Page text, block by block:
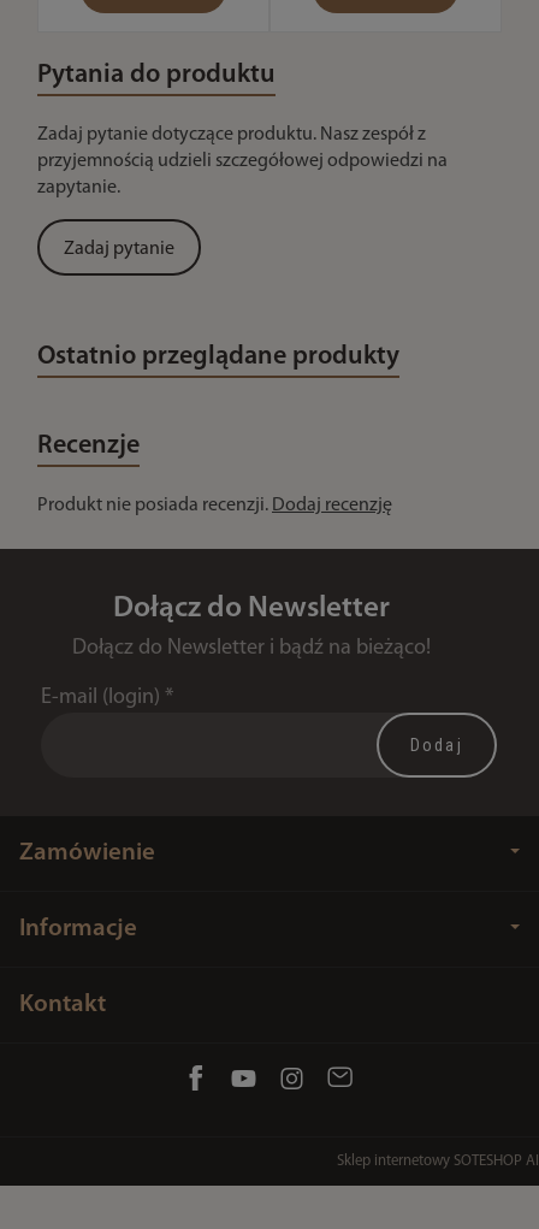
Pytania do produktu
Zadaj pytanie dotyczące produktu. Nasz zespół z
przyjemnością udzieli szczegółowej odpowiedzi na
zapytanie.
Zadaj pytanie
Ostatnio przeglądane produkty
Recenzje
Produkt nie posiada recenzji. Dodaj recenzję
Dołącz do Newsletter
Dołącz do Newsletter i bądź na bieżąco!
E-mail (login) *
Zamówienie
Informacje
Kontakt
Sklep internetowy SOTESHOP AI